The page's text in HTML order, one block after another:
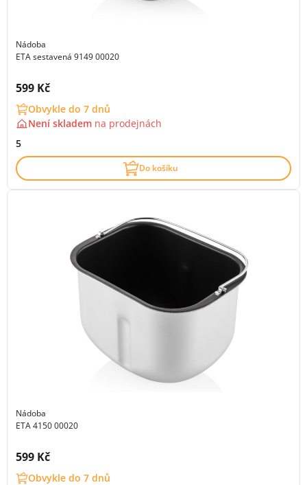
Nádoba
ETA sestavená 9149 00020
Cena s DPH:
599 Kč
Obvykle do 7 dnů
Není skladem na prodejnách
5
Do košíku
Nádoba
ETA 4150 00020
Cena s DPH:
599 Kč
Obvykle do 7 dnů